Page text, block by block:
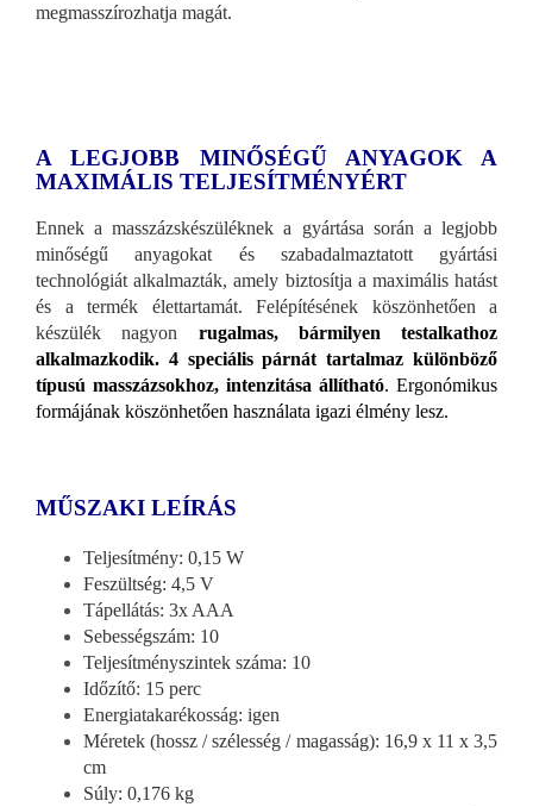
megmasszírozhatja magát.
A LEGJOBB MINŐSÉGŰ ANYAGOK A
MAXIMÁLIS TELJESÍTMÉNYÉRT
Ennek a masszázskészüléknek a gyártása során a legjobb
minőségű anyagokat és szabadalmaztatott gyártási
technológiát alkalmazták, amely biztosítja a maximális hatást
és a termék élettartamát. Felépítésének köszönhetően a
készülék nagyon rugalmas, bármilyen testalkathoz
alkalmazkodik. 4 speciális párnát tartalmaz különböző
típusú masszázsokhoz, intenzitása állítható. Ergonómikus
formájának köszönhetően használata igazi élmény lesz.
MŰSZAKI LEÍRÁS
Teljesítmény: 0,15 W
Feszültség: 4,5 V
Tápellátás: 3x AAA
Sebességszám: 10
Teljesítményszintek száma: 10
Időzítő: 15 perc
Energiatakarékosság: igen
Méretek (hossz / szélesség / magasság): 16,9 x 11 x 3,5
cm
Súly: 0,176 kg